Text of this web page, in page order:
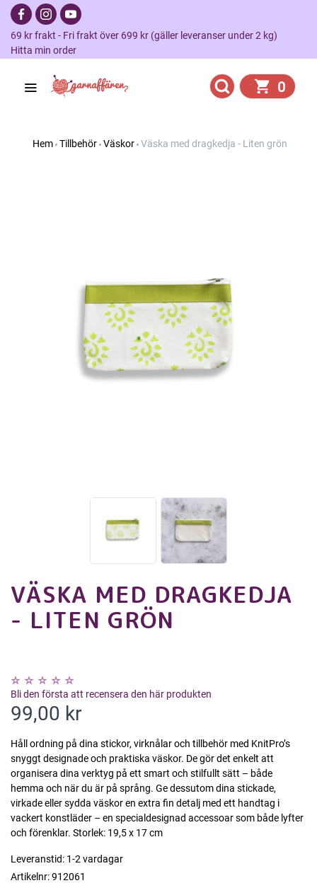
69 kr frakt - Fri frakt över 699 kr (gäller leveranser under 2 kg)
Hitta min order
0
Hem Tillbehör Väskor Väska med dragkedja - Liten grön
VÄSKA MED DRAGKEDJA
- LITEN GRÖN
Bli den första att recensera den här produkten
99,00 kr
Håll ordning på dina stickor, virknålar och tillbehör med KnitPro’s
snyggt designade och praktiska väskor. De gör det enkelt att
organisera dina verktyg på ett smart och stilfullt sätt – både
hemma och när du är på språng. Ge dessutom dina stickade,
virkade eller sydda väskor en extra fin detalj med ett handtag i
vackert konstläder – en specialdesignad accessoar som både lyfter
och förenklar. Storlek: 19,5 x 17 cm
Leveranstid: 1-2 vardagar
Artikelnr:912061